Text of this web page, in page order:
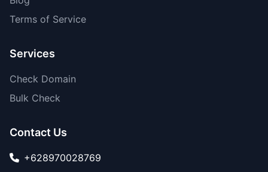
Terms of Service
Services
Check Domain
Bulk Check
Contact Us
+628970028769